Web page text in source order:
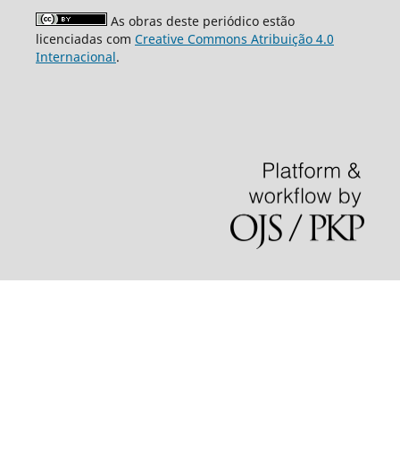
As obras deste periódico estão
licenciadas com Creative Commons Atribuição 4.0
Internacional.